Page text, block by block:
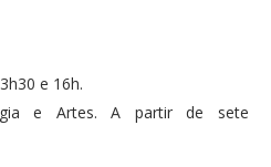
e 16h.
e Artes. A partir de sete